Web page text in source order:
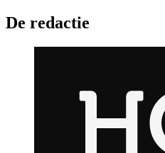
De redactie